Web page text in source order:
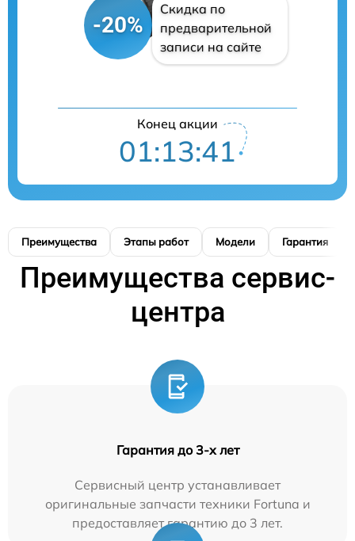
-20%
Скидка по
предварительной
записи на сайте
Конец акции
01:13:41
Преимущества Этапы работ Модели Гарантия
Преимущества сервис-
центра
Гарантия до 3-х лет
Сервисный центр устанавливает
оригинальные запчасти техники Fortuna и
предоставляет гарантию до 3 лет.